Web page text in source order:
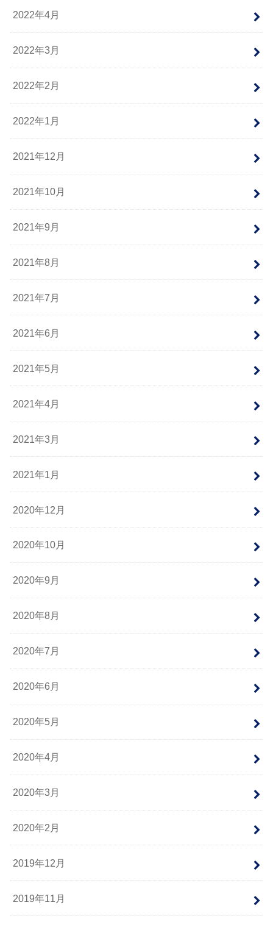
2022年4月
2022年3月
2022年2月
2022年1月
2021年12月
2021年10月
2021年9月
2021年8月
2021年7月
2021年6月
2021年5月
2021年4月
2021年3月
2021年1月
2020年12月
2020年10月
2020年9月
2020年8月
2020年7月
2020年6月
2020年5月
2020年4月
2020年3月
2020年2月
2019年12月
2019年11月